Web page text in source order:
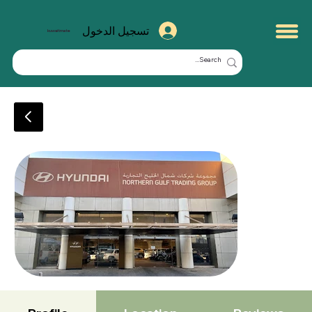
kuwaitmate تسجيل الدخول